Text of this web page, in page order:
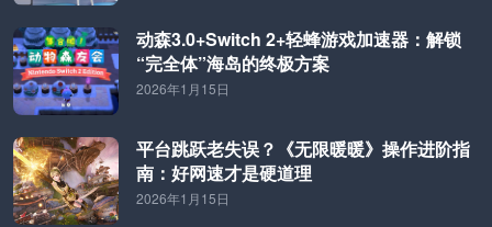
动森3.0+Switch 2+轻蜂游戏加速器：解锁
“完全体”海岛的终极方案
2026年1月15日
平台跳跃老失误？《无限暖暖》操作进阶指
南：好网速才是硬道理
2026年1月15日